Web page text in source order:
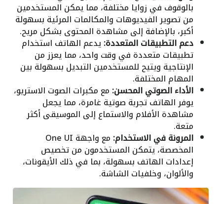
بالوقوف في زوايا مختلفة، مما يمكن المستخدمين
من تصوير الفيديوهات والمكالمات المرئية بسهولة
أكبر، بالإضافة إلى مشاهدة المحتوى بشكل مريح.
دعم التطبيقات المتعددة:يدعم الهاتف استخدام
تطبيقات متعددة في وقت واحد، مما يعزز من
الإنتاجية ويتيح للمستخدمين التبديل بسهولة بين
المهام المختلفة.
الأداء الصوتي المحسن: مع مكبرات الصوت الاستريو،
يوفر الهاتف تجربة صوتية غامرة، مما يجعل
مشاهدة الأفلام والاستماع إلى الموسيقى أكثر
متعة.
المرونة في الاستخدام: مع واجهة One UI
المخصصة، يتمكن المستخدمون من تخصيص
إعدادات الهاتف بسهولة، بما في ذلك الأيقونات،
والألوان، وخلفيات الشاشة.